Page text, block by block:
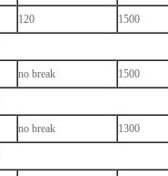
120 1500
no break 1500
no break 1300